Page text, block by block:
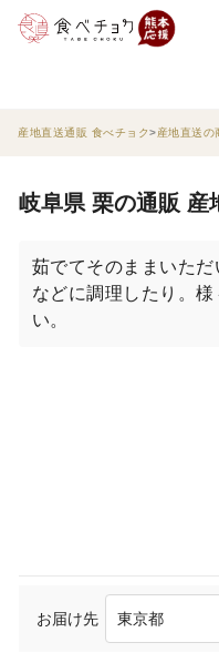
産地直送通販 食べチョク 産地直送の
岐阜県 栗の通販 産
茹でてそのままいた
などに調理したり。
い。
お届け先